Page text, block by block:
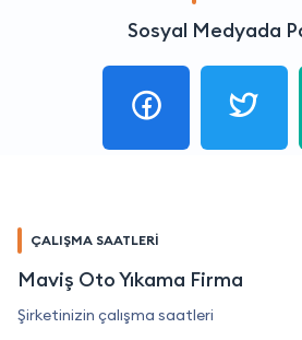
Sosyal Medyada
ÇALIŞMA SAATLERİ
Maviş Oto Yıkama Firma
Şirketinizin çalışma saatleri